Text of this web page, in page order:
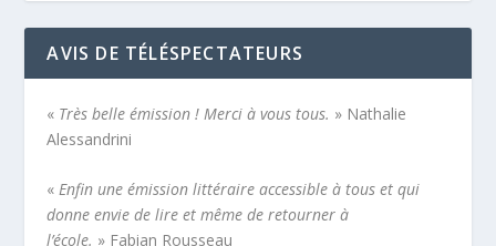
AVIS DE TÉLÉSPECTATEURS
« Très belle émission ! Merci à vous tous. » Nathalie
Alessandrini
«Enfin une émission littéraire accessible à tous et qui
donne envie de lire et même de retourner à
l’école. » Fabian Rousseau